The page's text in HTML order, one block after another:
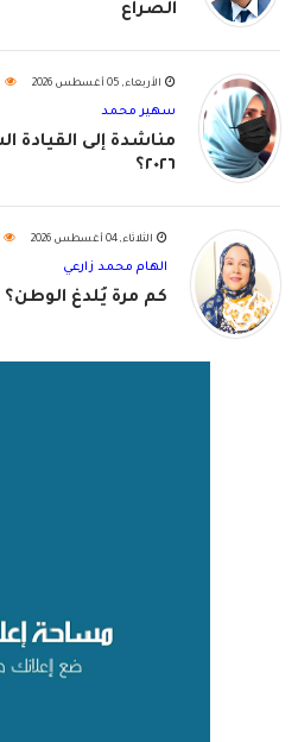
الصراع
الأربعاء, 05 أغسطس 2026
سهير محمد
مناشدة إلى
٢٠٢٦؟
الثلاثاء, 04 أغسطس 2026
الهام محمد زارعي
كم مرة يُلدغ الوطن؟